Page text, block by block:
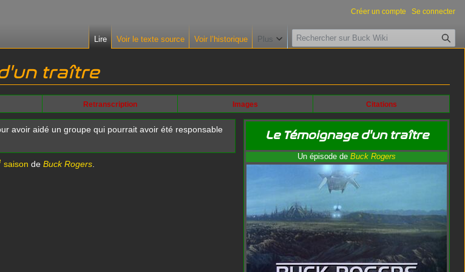
traître
Retranscription Images Citations
Le Témoignage d'un traître
Un épisode de Buck Rogers
avoir aidé un groupe qui pourrait avoir été responsable
saison deBuck Rogers.
Créer un compte Se connecter
Lire Voir le texte source Voir l’historique Plus
R
e
e
c
h
e
r